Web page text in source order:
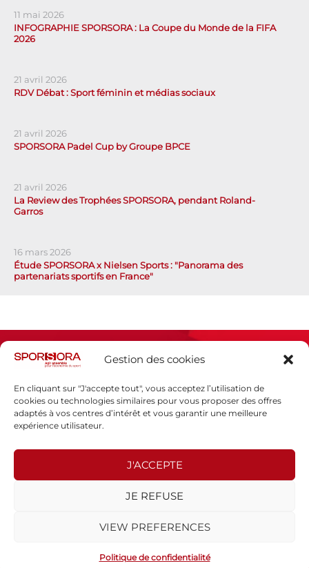
Gestion des cookies
En cliquant sur "J'accepte tout", vous acceptez l’utilisation de
cookies ou technologies similaires pour vous proposer des offres
adaptés à vos centres d’intérêt et vous garantir une meilleure
expérience utilisateur.
J'ACCEPTE
JE REFUSE
VIEW PREFERENCES
Politique de confidentialité
11 mai 2026
INFOGRAPHIE SPORSORA : La Coupe du Monde de la FIFA
2026
21 avril 2026
RDV Débat : Sport féminin et médias sociaux
21 avril 2026
SPORSORA Padel Cup by Groupe BPCE
21 avril 2026
La Review des Trophées SPORSORA, pendant Roland-
Garros
16 mars 2026
Étude SPORSORA x Nielsen Sports : "Panorama des
partenariats sportifs en France"
Espace presse
Politique de confidentialité
SPORSORA
75015 PARIS
WEB Stratégies- © 2026 Tous droits réservés.